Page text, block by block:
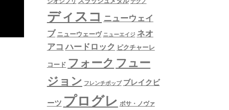
ディスコ ニューウェイ
ブ ニューウェーヴ ニューエイジ ネオ
アコ ハードロック ピクチャーレ
コード フォーク フュー
ジョン フレンチポップ ブレイクビ
ーツ プログレ ボサ・ノヴァ